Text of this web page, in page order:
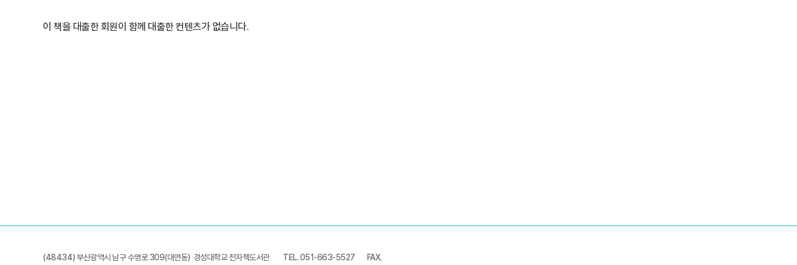
이 책을 대출한 회원이 함께 대출한 컨텐츠가 없습니다.
(48434) 부산광역시 남구 수영로 309(대연동) 경성대학교 전자책도서관 TEL. 051-663-5527 FAX.